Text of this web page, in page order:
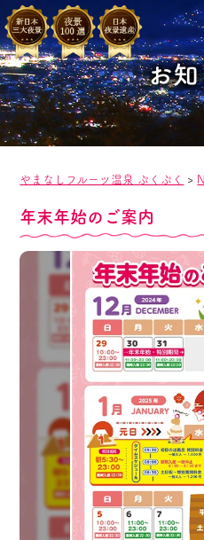
お
やまなしフルーツ温泉 ぷくぷく >
年末年始のご案内